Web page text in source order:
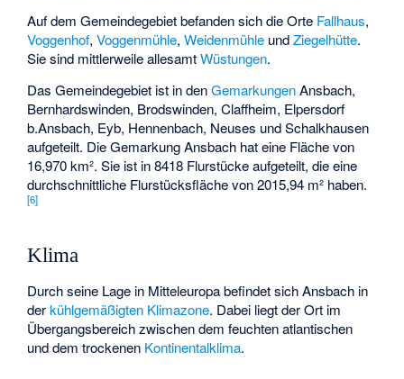
Auf dem Gemeindegebiet befanden sich die Orte Fallhaus,
Voggenhof,Voggenmühle,Weidenmühle undZiegelhütte.
Sie sind mittlerweile allesamtWüstungen.
Das Gemeindegebiet ist in denGemarkungenAnsbach,
Bernhardswinden, Brodswinden, Claffheim, Elpersdorf
b.Ansbach, Eyb, Hennenbach, Neuses und Schalkhausen
aufgeteilt. Die Gemarkung Ansbach hat eine Fläche von
16,970 km². Sie ist in 8418 Flurstücke aufgeteilt, die eine
durchschnittliche Flurstücksfläche von 2015,94 m² haben.
[6]
Klima
Durch seine Lage in Mitteleuropa befindet sich Ansbach in
derkühlgemäßigten Klimazone. Dabei liegt der Ort im
Übergangsbereich zwischen dem feuchten atlantischen
und dem trockenen Kontinentalklima.